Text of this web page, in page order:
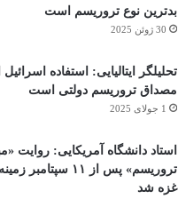
بدترین نوع تروریسم است
30 ژوئن 2025
تحلیلگر ایتالیایی: استفاده
مصداق تروریسم دولتی است
1 جولای 2025
استاد دانشگاه آمریکایی: روایت
تروریسم» پس از ۱۱
غزه شد